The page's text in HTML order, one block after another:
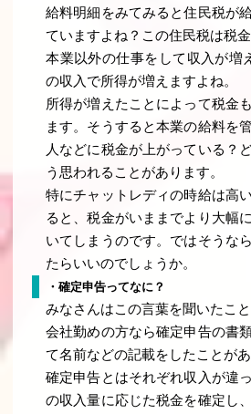
給料明細をみてみると住民税が
ていますよね？この住民税は税金
本業以外の仕事をして収入が増
の収入で所得が増えますよね。
所得が増えたことによって税金
ます。そうすると本業の給料を
人などに税金が上がっている？
う思われることがあります。
特にチャットレディの時給は高
ると、税金がいままでより大幅
いてしまうのです。ではそうな
たらいいのでしょうか。
・確定申告ってなに？
みなさんはこの言葉を聞いたこ
会社勤めの方なら確定申告の書
て名前などの記載をしたことがあ
確定申告とはそれぞれ収入が違
の収入量に応じた税金を確定し